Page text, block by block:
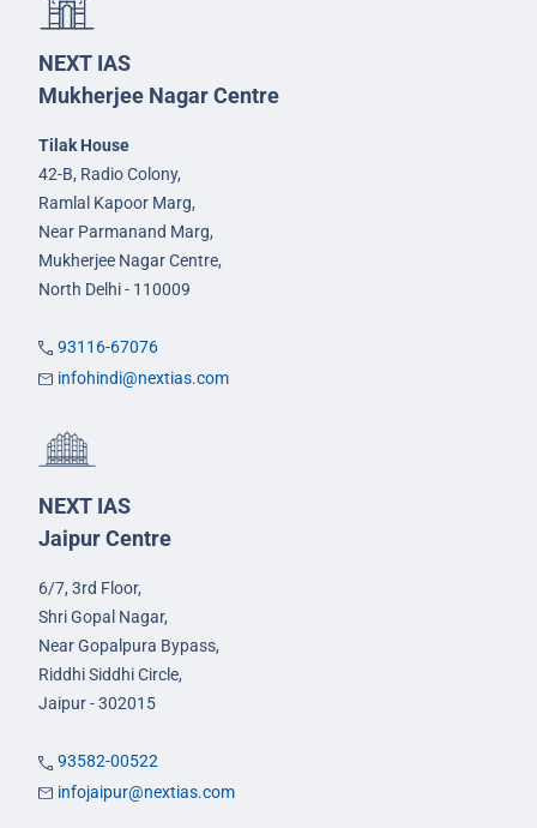
NEXT IAS
Mukherjee Nagar Centre
Tilak House
42-B, Radio Colony,
Ramlal Kapoor Marg,
Near Parmanand Marg,
Mukherjee Nagar Centre,
North Delhi - 110009
93116-67076
infohindi@nextias.com
NEXT IAS
Jaipur Centre
6/7, 3rd Floor,
Shri Gopal Nagar,
Near Gopalpura Bypass,
Riddhi Siddhi Circle,
Jaipur - 302015
93582-00522
infojaipur@nextias.com